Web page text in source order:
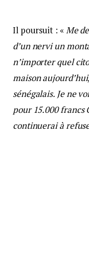
Il poursuit : « Me
d’un nervi un
n’importer quel
maison
sénégalais. Je ne
pour 15.000 francs
continuerai à